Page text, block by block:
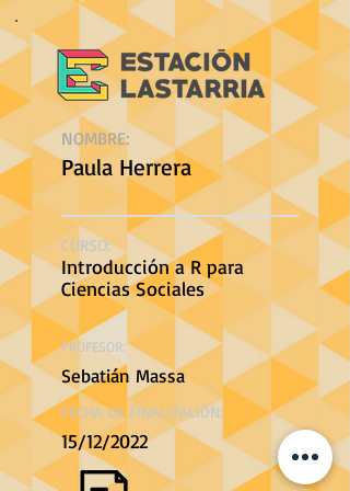
NOMBRE:
Paula Herrera
CURSO:
Introducción a R para
Ciencias Sociales
PROFESOR:
Sebatián Massa
FECHA DE FINALIZACIÓN:
15/12/2022